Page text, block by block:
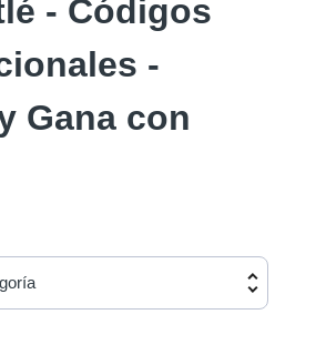
- Códigos
-
Gana con